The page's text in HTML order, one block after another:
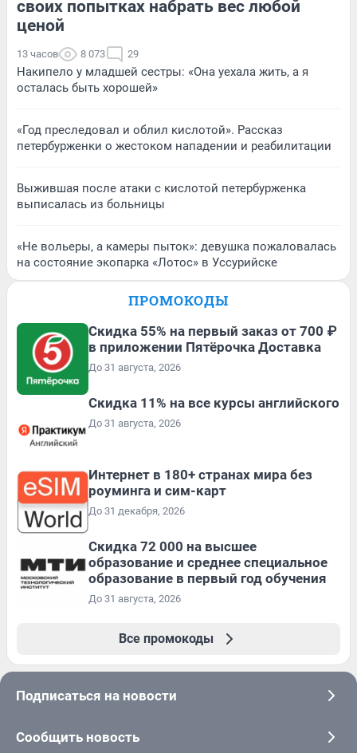
своих попытках набрать вес любой
ценой
13 часов 8 073 29
Накипело у младшей сестры: «Она уехала жить, а я
осталась быть хорошей»
«Год преследовал и облил кислотой». Рассказ
петербурженки о жестоком нападении и реабилитации
Выжившая после атаки с кислотой петербурженка
выписалась из больницы
«Не вольеры, а камеры пыток»: девушка пожаловалась
на состояние экопарка «Лотос» в Уссурийске
ПРОМОКОДЫ
Скидка 55% на первый заказ от 700 ₽
в приложении Пятёрочка Доставка
До 31 августа, 2026
Скидка 11% на все курсы английского
До 31 августа, 2026
Интернет в 180+ странах мира без
роуминга и сим-карт
До 31 декабря, 2026
Скидка 72 000 на высшее
образование и среднее специальное
образование в первый год обучения
До 31 августа, 2026
Все промокоды
Подписаться на новости
Сообщить новость